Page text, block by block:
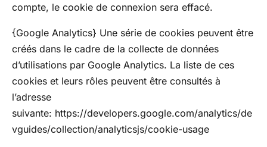
compte, le cookie de connexion sera effacé.
{Google Analytics} Une série de cookies peuvent être
créés dans le cadre de la collecte de données
d’utilisations par Google Analytics. La liste de ces
cookies et leurs rôles peuvent être consultés à
l’adresse
suivante: https://developers.google.com/analytics/de
vguides/collection/analyticsjs/cookie-usage